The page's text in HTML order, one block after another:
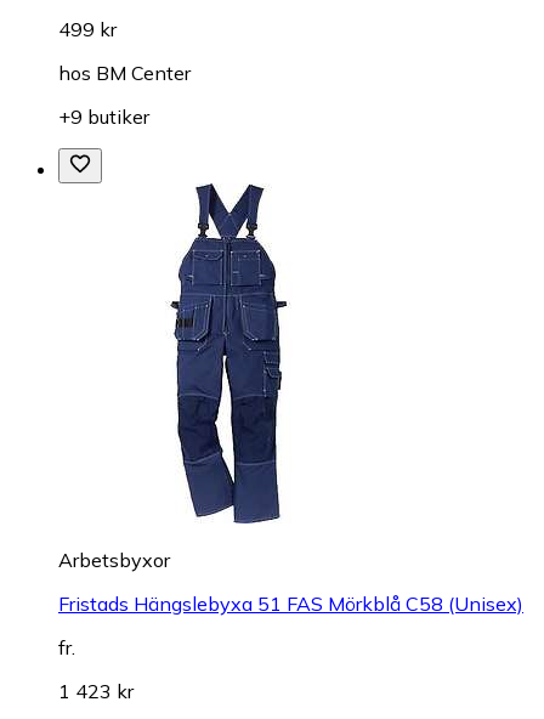
499 kr
hos BM Center
+9 butiker
Arbetsbyxor
Fristads Hängslebyxa 51 FAS Mörkblå C58 (Unisex)
fr.
1 423 kr